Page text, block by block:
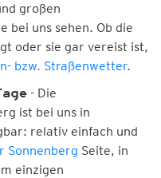
großen
bei uns sehen. Ob die
oder sie gar vereist ist,
bzw. Straßenwetter.
- Die
ist bei uns in
relativ einfach und
Sonnenberg Seite, in
einzigen